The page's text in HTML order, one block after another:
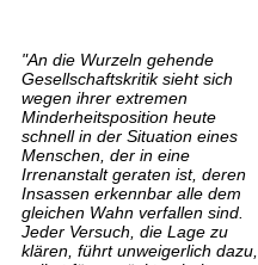
"An die Wurzeln gehende
Gesellschaftskritik sieht sich
wegen ihrer extremen
Minderheitsposition heute
schnell in der Situation eines
Menschen, der in eine
Irrenanstalt geraten ist, deren
Insassen erkennbar alle dem
gleichen Wahn verfallen sind.
Jeder Versuch, die Lage zu
klären, führt unweigerlich dazu,